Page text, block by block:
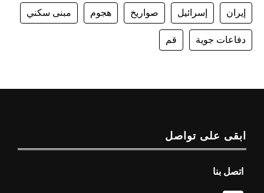
إيران إسرائيل صواريخ هجوم مبنى سكني
دفاعات جوية قم
ابقى على تواصل
اتصل بنا